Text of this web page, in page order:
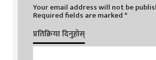
Your email address will not be
Required fields are marked*
प्रतिक्रिया दिनुहोस्